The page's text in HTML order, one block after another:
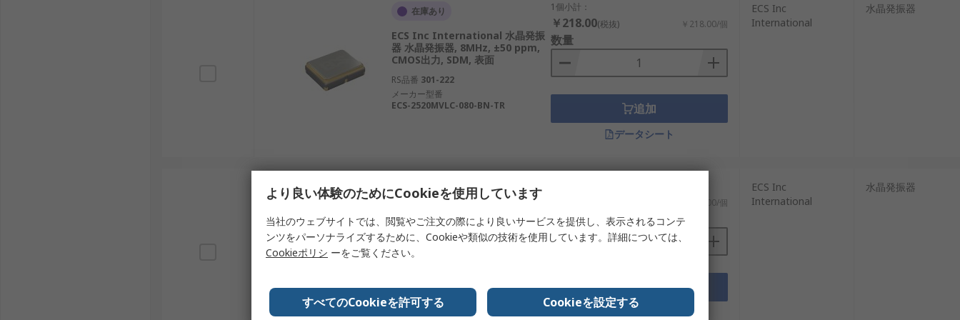
通信機器: 携帯電話、Wi-Fiルーター、5G基地局でのデータ同期。
半導体製造: 高精度タイマーやクロック信号生成に使用されます。
IoTデバイス: スマートホーム製品やウェアラブルデバイスで省電力動作を支援。
水晶発振器を製造する主要メーカーには以下があります。
RS PRO: 幅広い電子部品を提供する国際的なブランドです。
ルネサスエレクトロニクス: 日本を代表する半導体メーカーで、高性能な発振器を製造しています。
Abracon: 多様なクロックデバイスを展開するグローバル企業です。
エプソン: 日本の精密機器メーカーで、高信頼性の水晶発振器を供給しています。
Wurth Elektronik: 高品質な電子部品を提供するドイツのメーカーです。
在庫あり
ECS Inc International 水晶発振
器 水晶発振器, 8MHz, ±50 ppm,
CMOS出力, SDM, 表面
RS品番 301-222
メーカー型番
ECS-2520MVLC-080-BN-TR
1個小計：
￥218.00(税抜) ￥218.00/個
数量
追加
データシート
ECS Inc
International
水晶発振器
在庫あり
ECS Inc International 水晶発振
器 水晶発振器, 24MHz, ±50 ppm,
CMOS出力, セラミックパッケージ,
表面
ECS-2520MVLC-240-BN-TR
￥231.00/個
数量
追加
データシート
ECS Inc
International
水晶発振器
より良い体験のためにCookieを使用しています
当社のウェブサイトでは、閲覧やご注文の際により良いサービスを提供し、表示されるコンテ
ンツをパーソナライズするために、Cookieや類似の技術を使用しています。詳細については、
Cookieポリシ ーをご覧ください。
すべてのCookieを許可する Cookieを設定する